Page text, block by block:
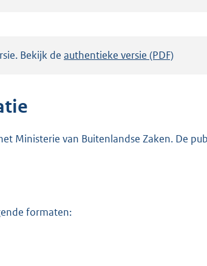
a
r
Bekijk de authentieke versie (PDF)
Ministerie van Buitenlandse Zaken. De
formaten: